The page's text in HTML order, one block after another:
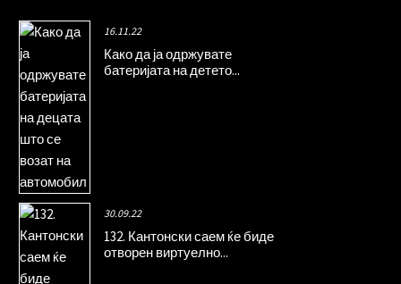
16.11.22
Како да ја одржувате
батеријата на детето...
30.09.22
132. Кантонски саем ќе биде
отворен виртуелно...